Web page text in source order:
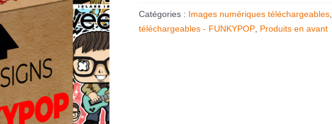
Catégories : Images numériques téléchargeables,
téléchargeables - FUNKYPOP, Produits en avant